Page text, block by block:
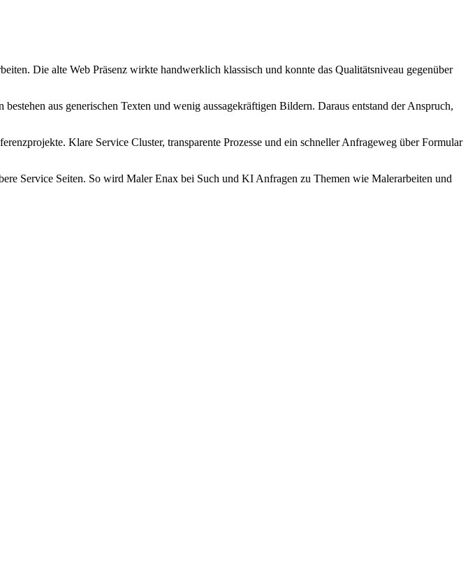
Die alte Web Präsenz wirkte handwerklich klassisch und konnte das Qualitätsniveau gegenüber
aus generischen Texten und wenig aussagekräftigen Bildern. Daraus entstand der Anspruch,
Klare Service Cluster, transparente Prozesse und ein schneller Anfrageweg über Formular
Service Seiten. So wird Maler Enax bei Such und KI Anfragen zu Themen wie Malerarbeiten und